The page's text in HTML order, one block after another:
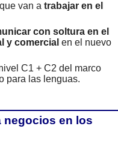
van a trabajar en el
con soltura en el
y comercial en el nuevo
C1 + C2 del marco
para las lenguas.
negocios en los